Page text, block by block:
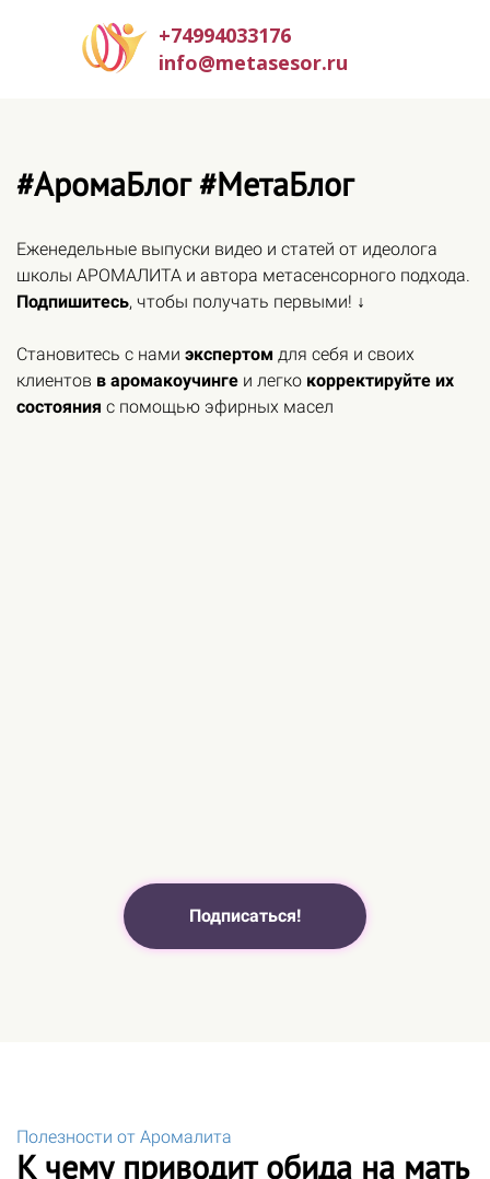
+74994033176
info@metasesor.ru
#АромаБлог #МетаБлог
Еженедельные выпуски видео и статей от идеолога
школы АРОМАЛИТА и автора метасенсорного подхода.
Подпишитесь, чтобы получать первыми! ↓
Становитесь с нами экспертом для себя и своих
клиентов в аромакоучинге и легко корректируйте их
состояния с помощью эфирных масел
Подписаться!
Полезности от Аромалита
К чему приводит обида на мать